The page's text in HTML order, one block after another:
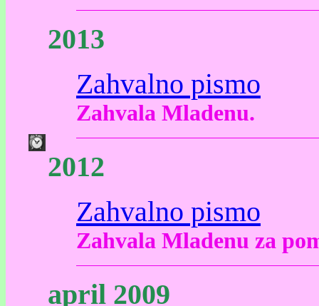
2013
Zahvalno pismo
Zahvala Mladenu.
2012
Zahvalno pismo
Zahvala Mladenu za
april 2009